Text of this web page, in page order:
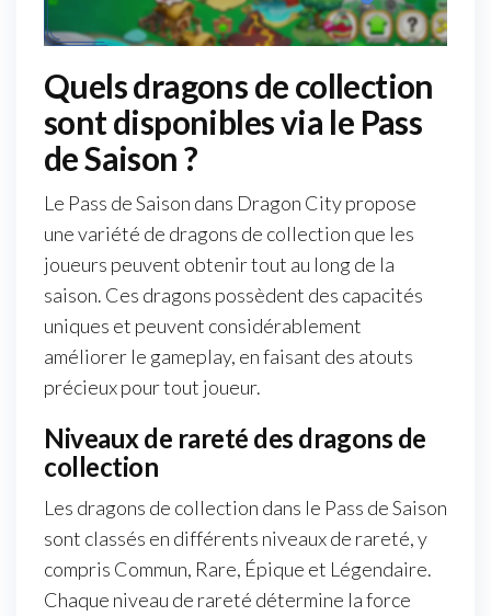
Quels dragons de collection
sont disponibles via le Pass
de Saison ?
Le Pass de Saison dans Dragon City propose
une variété de dragons de collection que les
joueurs peuvent obtenir tout au long de la
saison. Ces dragons possèdent des capacités
uniques et peuvent considérablement
améliorer le gameplay, en faisant des atouts
précieux pour tout joueur.
Niveaux de rareté des dragons de
collection
Les dragons de collection dans le Pass de Saison
sont classés en différents niveaux de rareté, y
compris Commun, Rare, Épique et Légendaire.
Chaque niveau de rareté détermine la force